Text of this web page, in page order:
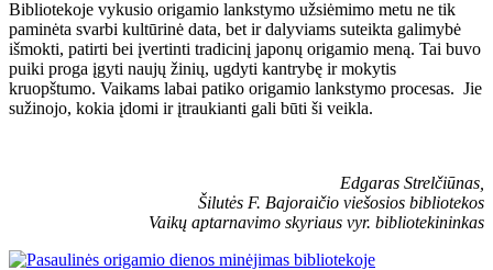
Bibliotekoje vykusio origamio lankstymo užsiėmimo metu ne tik
paminėta svarbi kultūrinė data, bet ir dalyviams suteikta galimybė
išmokti, patirti bei įvertinti tradicinį japonų origamio meną. Tai buvo
puiki proga įgyti naujų žinių, ugdyti kantrybę ir mokytis
kruopštumo. Vaikams labai patiko origamio lankstymo procesas. Jie
sužinojo, kokia įdomi ir įtraukianti gali būti ši veikla.
Edgaras Strelčiūnas,
Šilutės F. Bajoraičio viešosios bibliotekos
Vaikų aptarnavimo skyriaus vyr. bibliotekininkas